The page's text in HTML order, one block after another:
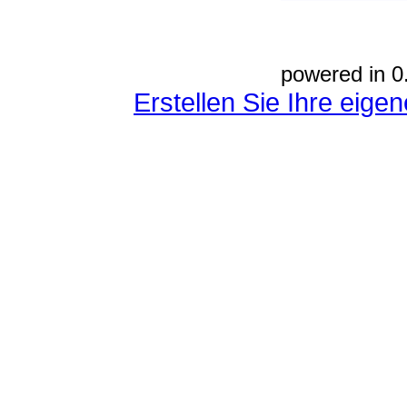
powered in
Erstellen Sie Ihre